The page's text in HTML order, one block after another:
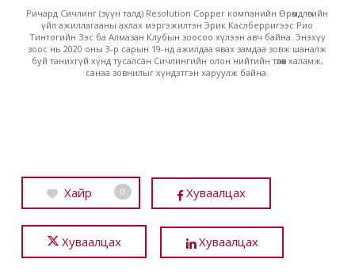
Ричард Сичлинг (зүүн талд) Resolution Copper компанийн Өрөмдлөгийн
үйл ажиллагааны ахлах мэргэжилтэн Эрик Каслберригээс Рио
Тинтогийн Зэс ба Алмазан Клубын зоосоо хүлээн авч байна. Энэхүү
зоос нь 2020 оны 3-р сарын 19-нд ажилдаа явах замдаа зовж шаналж
буй танихгүй хүнд тусалсан Сичлингийн олон нийтийн төлөөх халамж,
санаа зовнилыг хүндэтгэн харуулж байна.
Хайр 0 Хуваалцах
Хуваалцах Хуваалцах